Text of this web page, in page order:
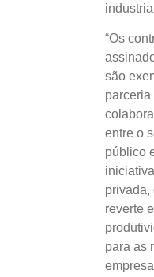
“Os
são
parceria
entre o
público
iniciativa
privada,
reverte
para as